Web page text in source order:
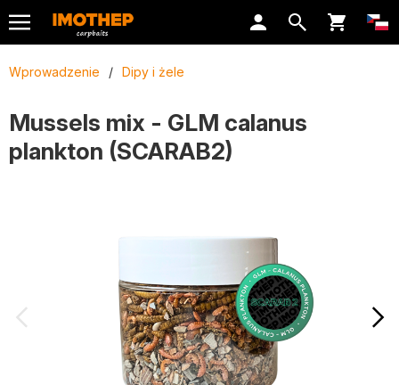
Wprowadzenie / Dipy i żele
Mussels mix - GLM calanus
plankton (SCARAB2)